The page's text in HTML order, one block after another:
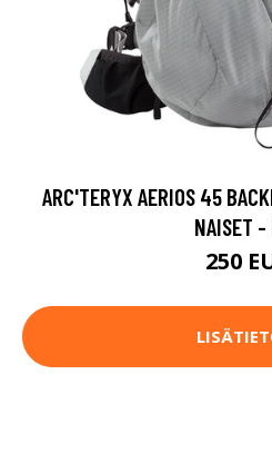
ARC'TERYX AERIOS 45
NAISET -
250